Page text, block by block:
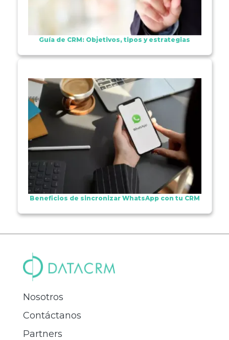
Guía de CRM: Objetivos, tipos y estrategias
Beneficios de sincronizar WhatsApp con tu CRM
Nosotros
Contáctanos
Partners